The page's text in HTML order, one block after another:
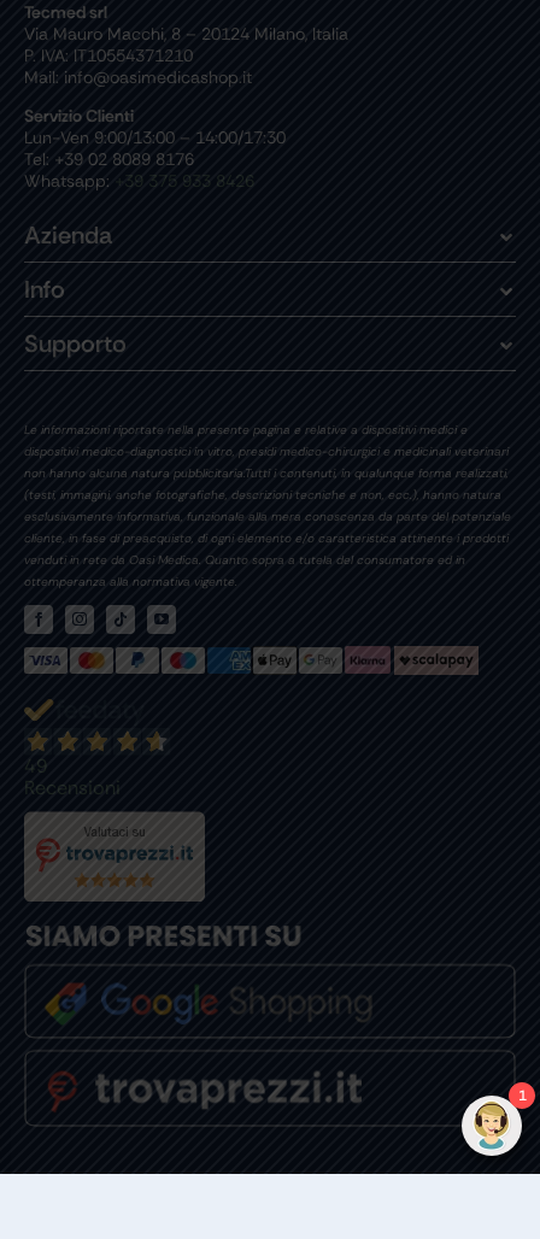
Tecmed srl
Via Mauro Macchi, 8 – 20124 Milano, Italia
P. IVA: IT10554371210
Mail: info@oasimedicashop.it
Servizio Clienti
Lun-Ven 9:00/13:00 – 14:00/17:30
Tel: +39 02 8089 8176
Whatsapp: +39 375 933 8426
Azienda
Info
Supporto
Le informazioni riportate nella presente pagina e relative a dispositivi medici e
dispositivi medico-diagnostici in vitro, presidi medico-chirurgici e medicinali veterinari
non hanno alcuna natura pubblicitaria.Tutti i contenuti, in qualunque forma realizzati,
(testi, immagini, anche fotografiche, descrizioni tecniche e non, ecc.), hanno natura
esclusivamente informativa, funzionale alla mera conoscenza da parte del potenziale
cliente, in fase di preacquisto, di ogni elemento e/o caratteristica attinente i prodotti
venduti in rete da Oasi Medica. Quanto sopra a tutela del consumatore ed in
ottemperanza alla normativa vigente.
49
Recensioni
1